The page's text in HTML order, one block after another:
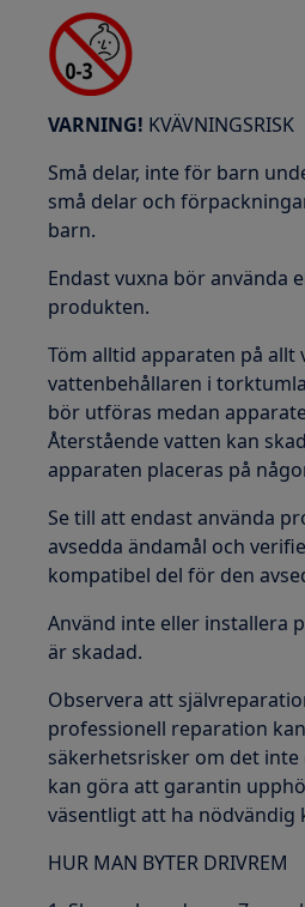
VARNING! KVÄVNINGSRISK
Små delar, inte för barn
små delar och
barn.
Endast vuxna bör använda
produkten.
Töm alltid apparaten på allt
vattenbehållaren i
bör utföras medan
Återstående vatten kan
apparaten placeras på
Se till att endast använda
avsedda ändamål och
kompatibel del för den
Använd inte eller installera
är skadad.
Observera att
professionell reparation
säkerhetsrisker om det
kan göra att garantin
väsentligt att ha nödvändig
HUR MAN BYTER DRIVREM